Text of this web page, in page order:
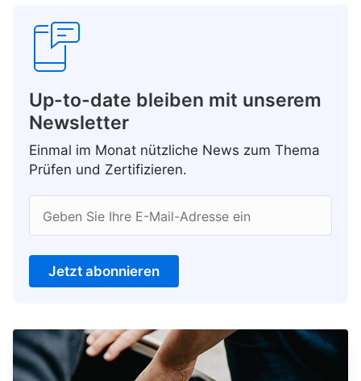
Up-to-date bleiben mit unserem
Newsletter
Einmal im Monat nützliche News zum Thema
Prüfen und Zertifizieren.
Geben Sie Ihre E-Mail-Adresse ein
Jetzt abonnieren